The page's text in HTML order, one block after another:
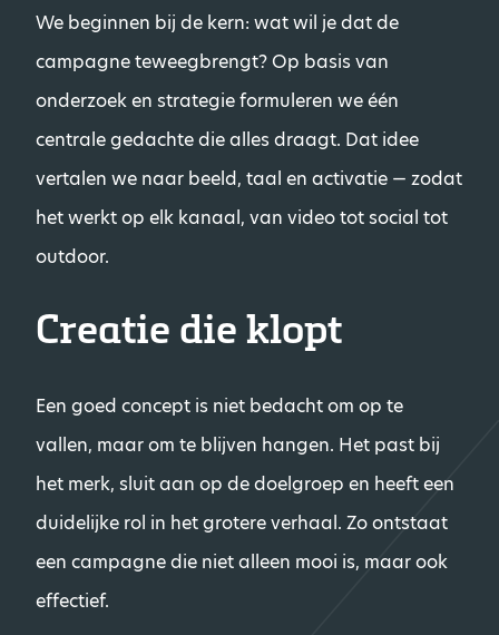
We beginnen bij de kern: wat wil je dat de
campagne teweegbrengt? Op basis van
onderzoek en strategie formuleren we één
centrale gedachte die alles draagt. Dat idee
vertalen we naar beeld, taal en activatie — zodat
het werkt op elk kanaal, van video tot social tot
outdoor.
Creatie die klopt
Een goed concept is niet bedacht om op te
vallen, maar om te blijven hangen. Het past bij
het merk, sluit aan op de doelgroep en heeft een
duidelijke rol in het grotere verhaal. Zo ontstaat
een campagne die niet alleen mooi is, maar ook
effectief.